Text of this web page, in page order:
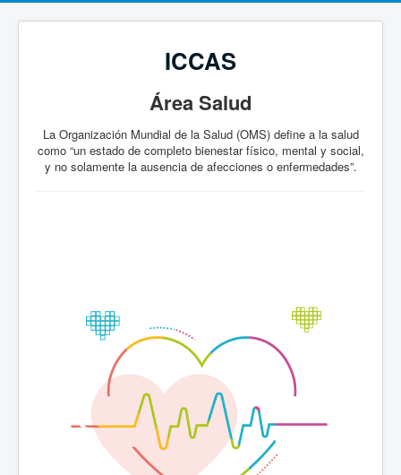
ICCAS
ÁreaSalud
La Organización Mundial de la Salud (OMS) define a la salud
como “un estado de completo bienestar físico, mental y social,
y no solamente la ausencia de afecciones o enfermedades”.